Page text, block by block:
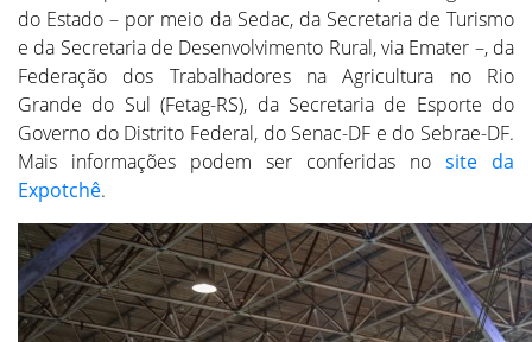
do Estado – por meio da Sedac, da Secretaria de Turismo
e da Secretaria de Desenvolvimento Rural, via Emater –, da
Federação dos Trabalhadores na Agricultura no Rio
Grande do Sul (Fetag-RS), da Secretaria de Esporte do
Governo do Distrito Federal, do Senac-DF e do Sebrae-DF.
Mais informações podem ser conferidas no site da
Expotchê.